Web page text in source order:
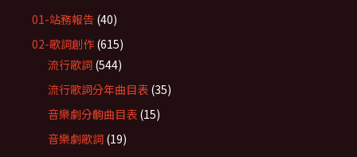
01-站務報告 (40)
02-歌詞創作 (615)
流行歌詞 (544)
流行歌詞分年曲目表 (35)
音樂劇分齣曲目表 (15)
音樂劇歌詞 (19)